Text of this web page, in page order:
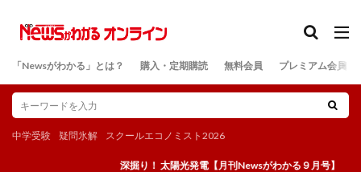
「Newsがわかる」とは？ 購入・定期購読 無料会員 プレミアム会員
中学受験 疑問氷解 スクールエコノミスト2026
深掘り！ 太陽光発電【月刊Newsがわかる９月号】
検索